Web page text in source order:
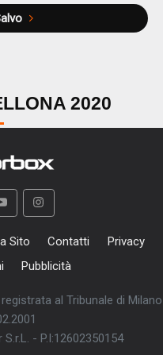
2020
Sito Contatti
Privacy
Pubblicità
al Tribunale di Milano
- P.I:12602350154